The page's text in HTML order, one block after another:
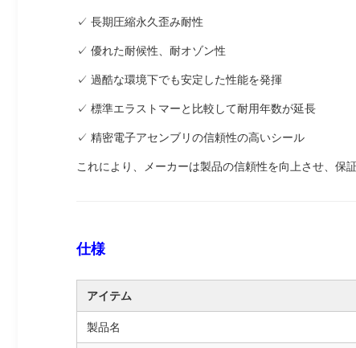
✓ 長期圧縮永久歪み耐性
✓ 優れた耐候性、耐オゾン性
✓ 過酷な環境下でも安定した性能を発揮
✓ 標準エラストマーと比較して耐用年数が延長
✓ 精密電子アセンブリの信頼性の高いシール
これにより、メーカーは製品の信頼性を向上させ、保
仕様
アイテム
製品名